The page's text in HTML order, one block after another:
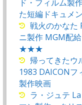
ド・フィルム製
た短編ドキュメ
戦火のかなた
ニ製作 MGM配
★★★
帰ってきたウ
1983 DAICONフ
製作映画
ラ・ジュテ